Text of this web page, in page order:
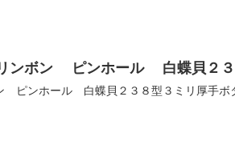
リンボン ピンホール 白蝶貝２３
ピンホール 白蝶貝２３８型３ミリ厚手ボ